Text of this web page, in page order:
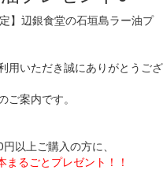
用いただき誠にありがとうござ
ご案内です。
以上ご購入の方に、
まるごとプレゼント！！